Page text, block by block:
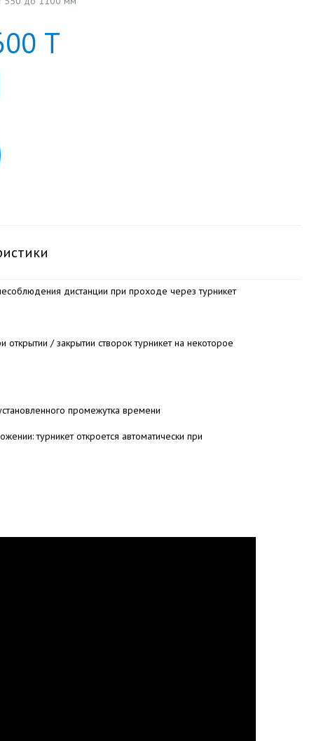
Т
дистанции при проходе через турникет
открытии / закрытии створок турникет на некоторое
промежутка времени
турникет откроется автоматически при